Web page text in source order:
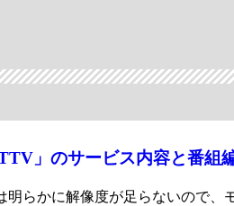
」のサービス内容と番組
明らかに解像度が足らないので、